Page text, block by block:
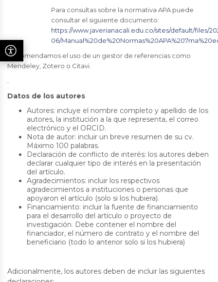
Para consultas sobre la normativa APA puede
consultar el siguiente documento:
https://www.javerianacali.edu.co/sites/default/files/
06/
Recomendamos el uso de un gestor de referencias como
Mendeley, Zotero o Citavi.
.
Datos de los autores
Autores: incluye el nombre completo y apellido de los
autores, la institución a la que representa, el correo
electrónico y el ORCID.
Nota de autor: incluir un breve resumen de su cv.
Máximo 100 palabras.
Declaración de conflicto de interés: los autores deben
declarar cualquier tipo de interés en la presentación
del artículo.
Agradecimientos: incluir los respectivos
agradecimientos a instituciones o personas que
apoyaron el artículo (solo si los hubiera).
Financiamiento: incluir la fuente de financiamiento
para el desarrollo del artículo o proyecto de
investigación. Debe contener el nombre del
financiador, el número de contrato y el nombre del
beneficiario (todo lo anterior solo si los hubiera)
Adicionalmente, los autores deben de incluir las siguientes